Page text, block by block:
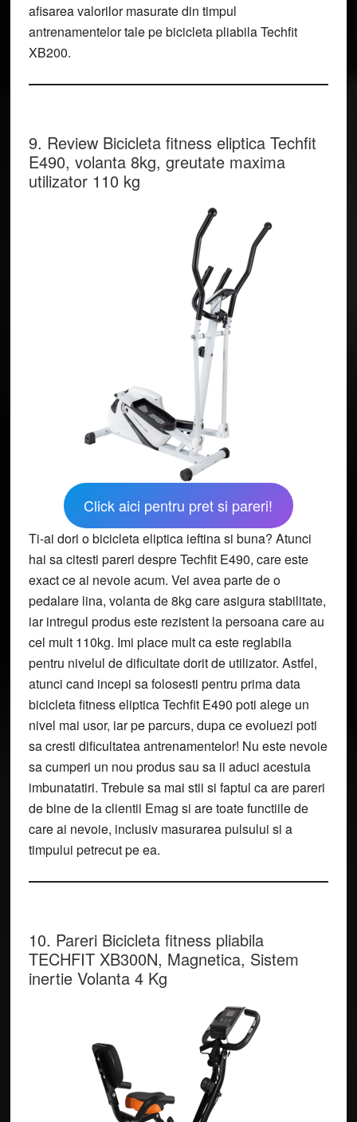
afisarea valorilor masurate din timpul
antrenamentelor tale pe bicicleta pliabila Techfit
XB200.
9. Review Bicicleta fitness eliptica Techfit
E490, volanta 8kg, greutate maxima
utilizator 110 kg
Click aici pentru pret si pareri!
Ti-ai dori o bicicleta eliptica ieftina si buna? Atunci
hai sa citesti pareri despre Techfit E490, care este
exact ce ai nevoie acum. Vei avea parte de o
pedalare lina, volanta de 8kg care asigura stabilitate,
iar intregul produs este rezistent la persoana care au
cel mult 110kg. Imi place mult ca este reglabila
pentru nivelul de dificultate dorit de utilizator. Astfel,
atunci cand incepi sa folosesti pentru prima data
bicicleta fitness eliptica Techfit E490 poti alege un
nivel mai usor, iar pe parcurs, dupa ce evoluezi poti
sa cresti dificultatea antrenamentelor! Nu este nevoie
sa cumperi un nou produs sau sa ii aduci acestuia
imbunatatiri. Trebuie sa mai stii si faptul ca are pareri
de bine de la clientii Emag si are toate functiile de
care ai nevoie, inclusiv masurarea pulsului si a
timpului petrecut pe ea.
10. Pareri Bicicleta fitness pliabila
TECHFIT XB300N, Magnetica, Sistem
inertie Volanta 4 Kg